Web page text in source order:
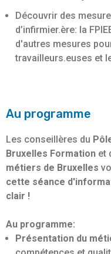
Découvrir des
d’infirmier.ère: la
d'autres mesures
travailleurs.euses et
Au programme
Les conseillères du
Bruxelles Formation et
métiers de Bruxelles
cette séance
clair !
Au programme:
Présentation du